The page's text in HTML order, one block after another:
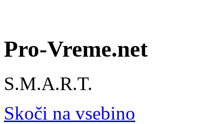
Pro-Vreme.net
S.M.A.R.T.
Skoči na vsebino